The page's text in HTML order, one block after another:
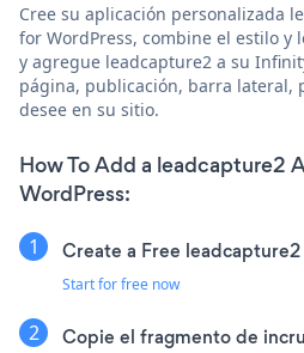
Cree su aplicación personalizada
for WordPress, combine el estilo y
y agregue leadcapture2 a su
página, publicación, barra lateral,
desee en su sitio.
How To Add a leadcapture2
WordPress:
Create a Free
Start for free now
Copie el fragmento de